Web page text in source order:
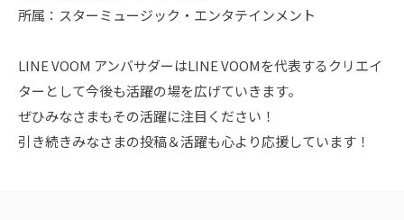
所属：スターミュージック・エンタテインメント
LINE VOOM アンバサダーはLINE VOOMを代表するクリエイ
ターとして今後も活躍の場を広げていきます。
ぜひみなさまもその活躍に注目ください！
引き続きみなさまの投稿＆活躍も心より応援しています！